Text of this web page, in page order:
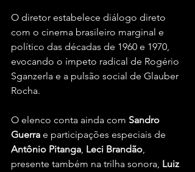
O diretor estabelece diálogo direto
com o cinema brasileiro marginal e
político das décadas de 1960 e 1970,
evocando o ímpeto radical de Rogério
Sganzerla e a pulsão social de Glauber
Rocha.
O elenco conta ainda com Sandro
Guerra e participações especiais de
Antônio Pitanga, Leci Brandão,
presente também na trilha sonora, Luiz